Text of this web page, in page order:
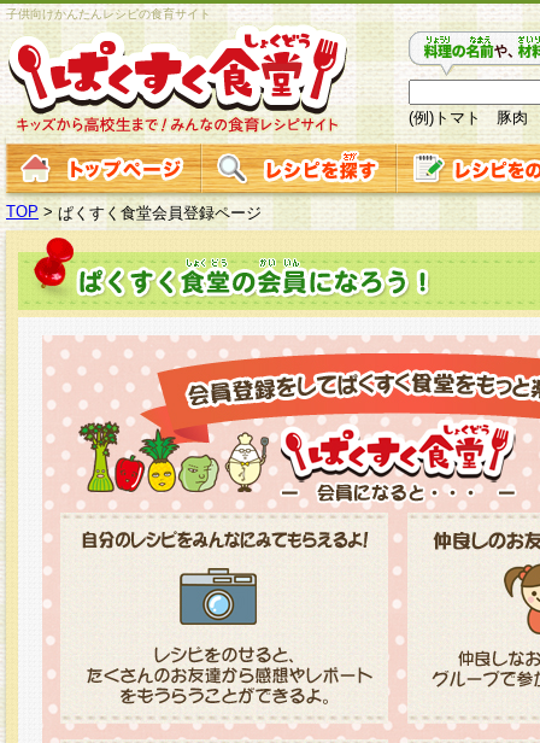
子供向けかんたんレシピの食育サイト
(例)トマト 豚肉
TOP > ぱくすく食堂会員登録ページ